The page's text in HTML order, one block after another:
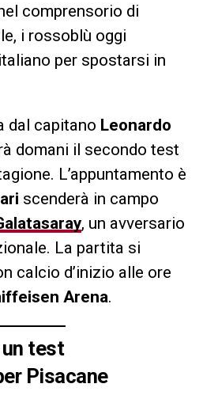
comprensorio di
i rossoblù oggi
per spostarsi in
dal capitano Leonardo
domani il secondo test
L’appuntamento è
scenderà in campo
, un avversario
La partita si
calcio d’inizio alle ore
Arena.
un test
Pisacane